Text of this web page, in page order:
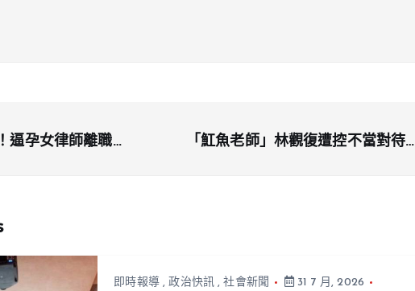
逼孕女律師離職遭
「魟魚老師」林觀復遭控不當對待學
即時報導,政治快訊,社會新聞
31 7 月, 2026